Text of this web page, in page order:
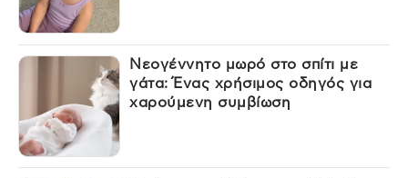
Νεογέννητο μωρό στο σπίτι με
γάτα: Ένας χρήσιμος οδηγός για
χαρούμενη συμβίωση